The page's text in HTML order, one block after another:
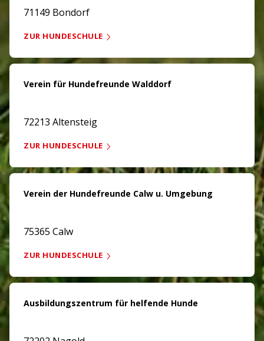
71149 Bondorf
ZUR HUNDESCHULE
Verein für Hundefreunde Walddorf
72213 Altensteig
ZUR HUNDESCHULE
Verein der Hundefreunde Calw u. Umgebung
75365 Calw
ZUR HUNDESCHULE
Ausbildungszentrum für helfende Hunde